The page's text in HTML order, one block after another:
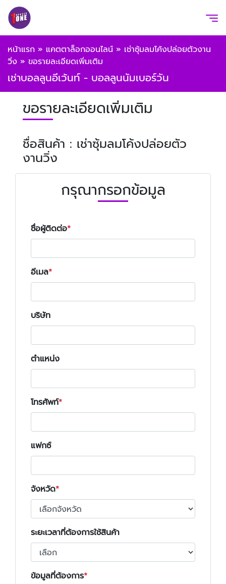
หน้าแรก » แคตตาล็อกออนไลน์ » เช่าซุ้มลมโค้งปล่อยตัวงาน
วิ่ง » ขอรายละเอียดเพิ่มเติม
เช่าบอลลูนอีเว้นท์ - บอลลูนนัมเบอร์วัน
ขอรายละเอียดเพิ่มเติม
ชื่อสินค้า : เช่าซุ้มลมโค้งปล่อยตัว
งานวิ่ง
กรุณากรอกข้อมูล
ชื่อผู้ติดต่อ
อีเมล
บริษัท
ตำแหน่ง
โทรศัพท์
แฟกซ์
จังหวัด
ระยะเวลาที่ต้องการใช้สินค้า
ข้อมูลที่ต้องการ